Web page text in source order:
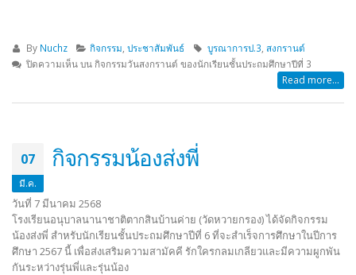
By Nuchz กิจกรรม ,ประชาสัมพันธ์ บูรณาการป.3 ,สงกรานต์
ปิดความเห็นบน กิจกรรมวันสงกรานต์ ของนักเรียนชั้นประถมศึกษาปีที่ 3
Read more...
07
มี.ค.
กิจกรรมน้องส่งพี่
วันที่ 7 มีนาคม 2568
โรงเรียนอนุบาลนานาชาติตากสินบ้านค่าย (วัดหวายกรอง) ได้จัดกิจกรรม
น้องส่งพี่ สำหรับนักเรียนชั้นประถมศึกษาปีที่ 6 ที่จะสำเร็จการศึกษาในปีการ
ศึกษา 2567 นี้ เพื่อส่งเสริมความสามัคคี รักใครกลมเกลียวและมีความผูกพัน
กันระหว่างรุ่นพี่และรุ่นน้อง